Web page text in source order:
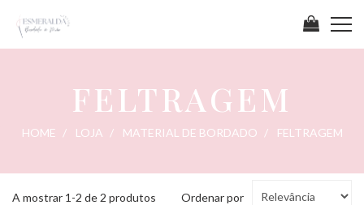
FELTRAGEM
HOME LOJA MATERIAL DE BORDADO FELTRAGEM
A mostrar 1-2 de 2 produtos Ordenar por Ordenar